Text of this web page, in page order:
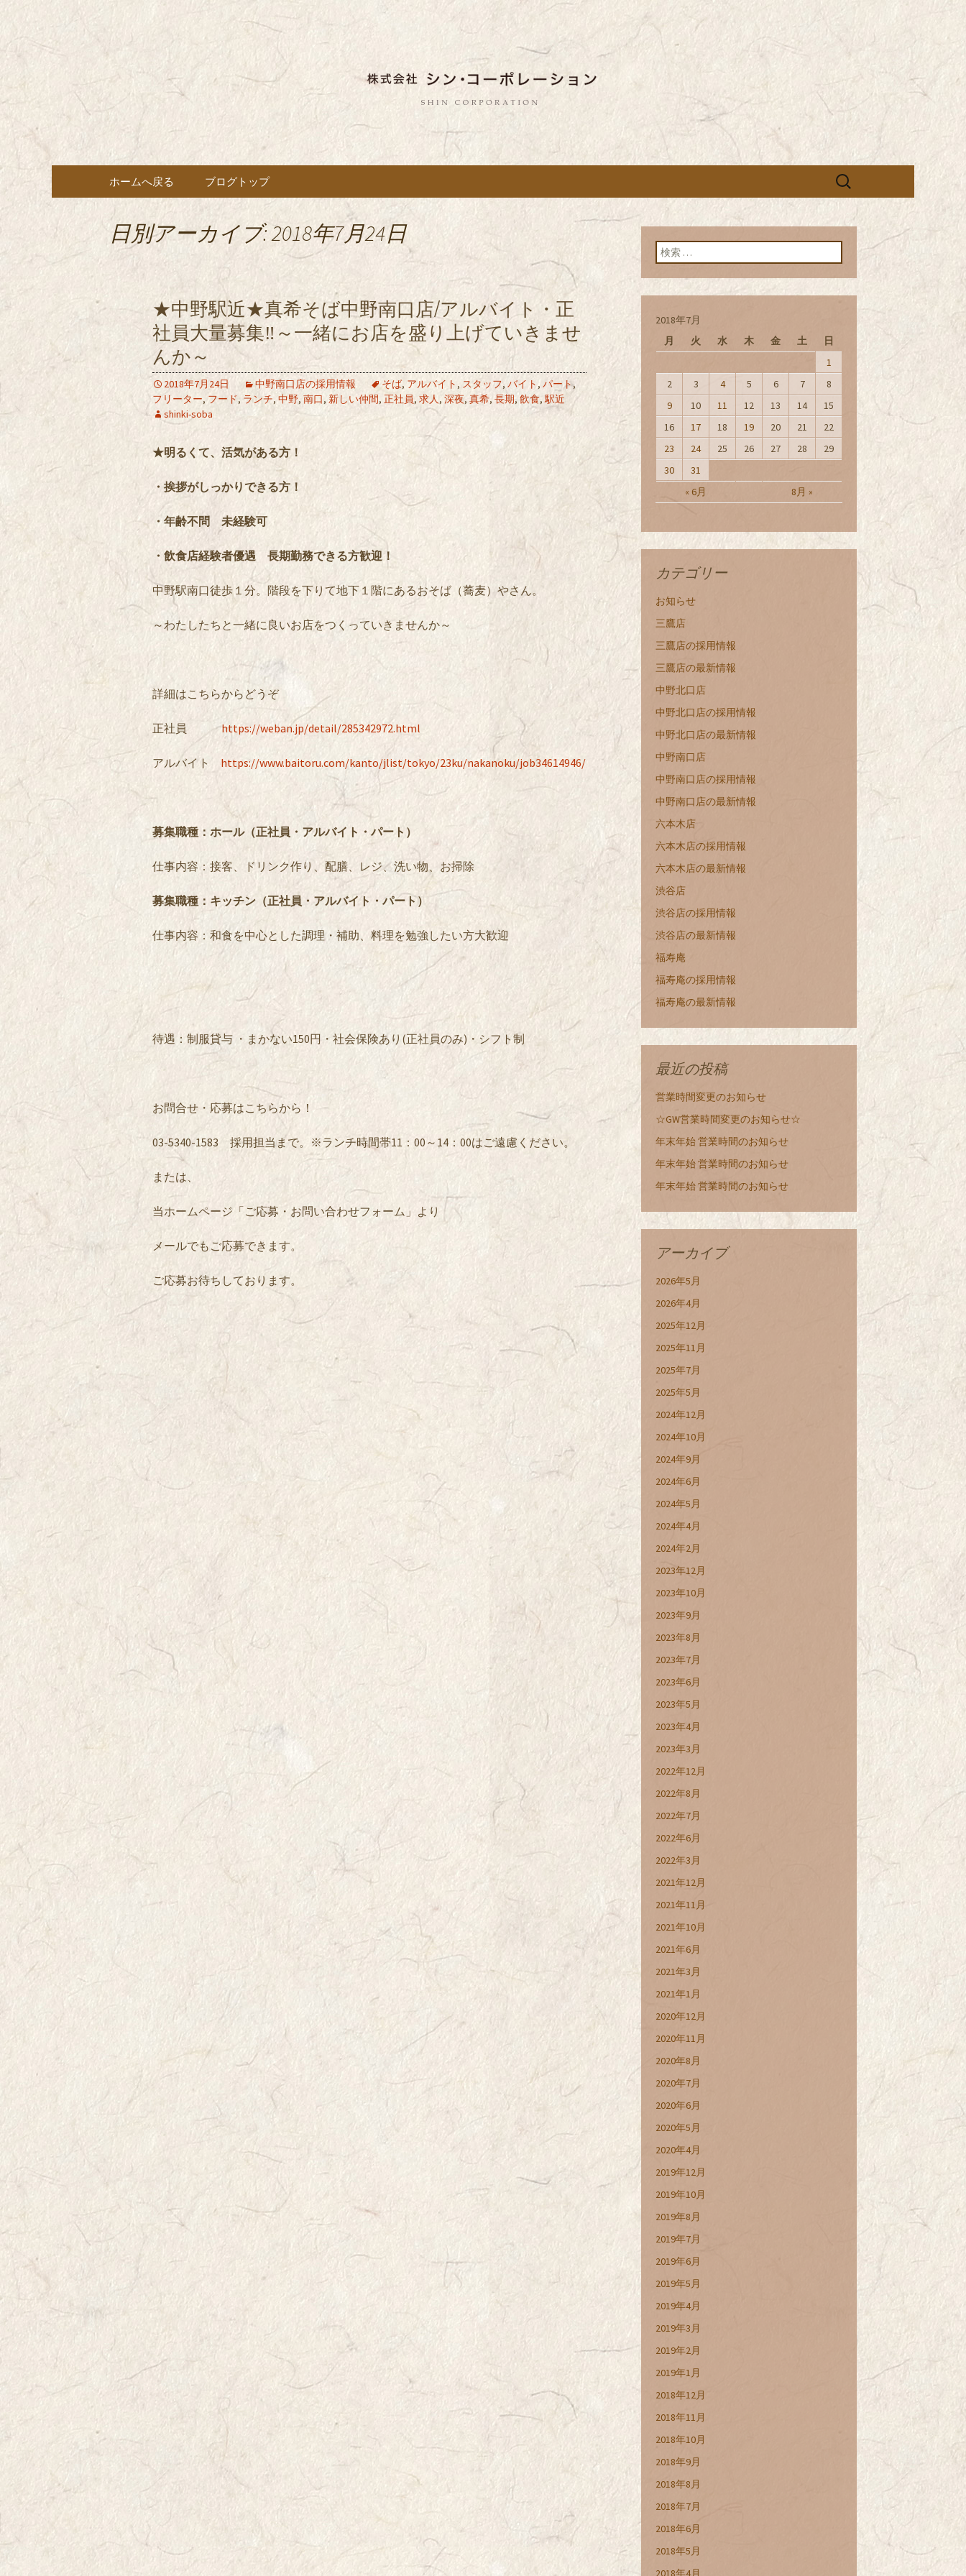
都内に5店舗展開している蕎麦のお店「真
希（しんき）」を運営する「株式会社シ
ン・コーポレーション」のブログ
東京都内に5店舗ある美味しい蕎麦のお店「真希（しんき）」と運営の「株式会社シン・コーポレーシ
ョン」の新着情報はこちら。店舗によって24時間営業、宴会なども承っております。季節のメニュー
も豊富にご用意。
コンテンツへ移動
ホームへ戻る ブログトップ
検
日別アーカイブ: 2018年7月24日
★中野駅近★真希そば中野南口店/アルバイト・正
社員大量募集‼～一緒にお店を盛り上げていきませ
んか～
2018年7月24日 中野南口店の採用情報 そば, アルバイト , スタッフ, バイト , パート,
フリーター,フード, ランチ, 中野, 南口, 新しい仲間, 正社員, 求人, 深夜, 真希, 長期,飲食,駅近
shinki-soba
★明るくて、活気がある方！
・挨拶がしっかりできる方！
・年齢不問 未経験可
・飲食店経験者優遇 長期勤務できる方歓迎！
中野駅南口徒歩１分。階段を下りて地下１階にあるおそば（蕎麦）やさん。
～わたしたちと一緒に良いお店をつくっていきませんか～
詳細はこちらからどうぞ
正社員https://weban.jp/detail/285342972.html
アルバイト https://www.baitoru.com/kanto/jlist/tokyo/23ku/nakanoku/job34614946/
募集職種：ホール（正社員・アルバイト・パート）
仕事内容：接客、ドリンク作り、配膳、レジ、洗い物、お掃除
募集職種：キッチン（正社員・アルバイト・パート）
仕事内容：和食を中心とした調理・補助、料理を勉強したい方大歓迎
待遇：制服貸与 ・まかない150円・社会保険あり(正社員のみ)・シフト制
お問合せ・応募はこちらから！
03-5340-1583 採用担当まで。※ランチ時間帯11：00～14：00はご遠慮ください。
または、
当ホームページ「ご応募・お問い合わせフォーム」より
メールでもご応募できます。
ご応募お待ちしております。
検索:
2018年7月
月
火 水 木 金 土 日
« 6月 8月 »
1
2
3 4 5 6 7
8
9
10 11 12 13 14
15
16
17 18 19 20 21
22
23
24 25 26 27 28
29
30
31
カテゴリー
お知らせ
三鷹店
三鷹店の採用情報
三鷹店の最新情報
中野北口店
中野北口店の採用情報
中野北口店の最新情報
中野南口店
中野南口店の採用情報
中野南口店の最新情報
六本木店
六本木店の採用情報
六本木店の最新情報
渋谷店
渋谷店の採用情報
渋谷店の最新情報
福寿庵
福寿庵の採用情報
福寿庵の最新情報
最近の投稿
営業時間変更のお知らせ
☆GW営業時間変更のお知らせ☆
年末年始 営業時間のお知らせ
年末年始 営業時間のお知らせ
年末年始 営業時間のお知らせ
アーカイブ
2026年5月
2026年4月
2025年12月
2025年11月
2025年7月
2025年5月
2024年12月
2024年10月
2024年9月
2024年6月
2024年5月
2024年4月
2024年2月
2023年12月
2023年10月
2023年9月
2023年8月
2023年7月
2023年6月
2023年5月
2023年4月
2023年3月
2022年12月
2022年8月
2022年7月
2022年6月
2022年3月
2021年12月
2021年11月
2021年10月
2021年6月
2021年3月
2021年1月
2020年12月
2020年11月
2020年8月
2020年7月
2020年6月
2020年5月
2020年4月
2019年12月
2019年10月
2019年8月
2019年7月
2019年6月
2019年5月
2019年4月
2019年3月
2019年2月
2019年1月
2018年12月
2018年11月
2018年10月
2018年9月
2018年8月
2018年7月
2018年6月
2018年5月
2018年4月